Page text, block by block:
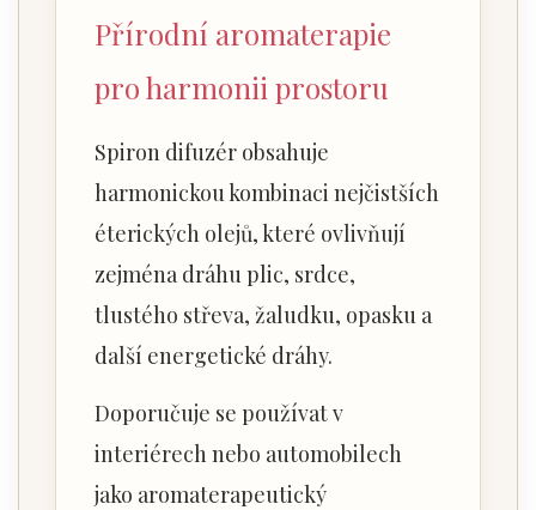
Přírodní aromaterapie
pro harmonii prostoru
Spiron difuzér obsahuje
harmonickou kombinaci nejčistších
éterických olejů, které ovlivňují
zejména dráhu plic, srdce,
tlustého střeva, žaludku, opasku a
další energetické dráhy.
Doporučuje se používat v
interiérech nebo automobilech
jako aromaterapeutický